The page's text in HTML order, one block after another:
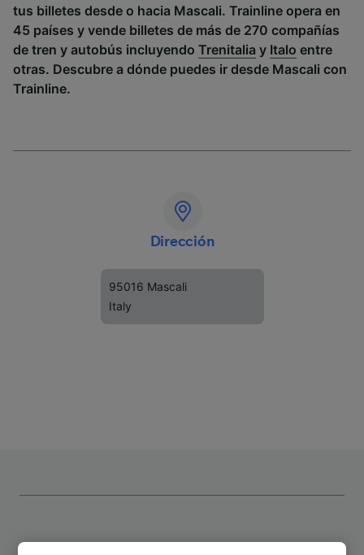
tus billetes desde o hacia Mascali. Trainline opera en
45 países y vende billetes de más de 270 compañías
de tren y autobús incluyendo Trenitalia y Italo entre
otras. Descubre a dónde puedes ir desde Mascali con
Trainline.
Dirección
95016 Mascali
Italy